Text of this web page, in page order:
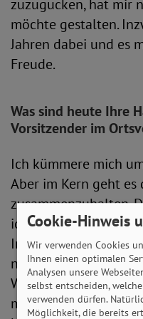
zuzugucken, hat mir
möchte gestalten.
Jahren dabei und es
Freude.
Was sind heute Ihre
Vorsitzender im
Ich kümmere mich
Aber im Kern geht es
zusammenzuhalten.
ich organisieren die
Infoveranstaltungen.
noch umfangreicher,
Wochenendfahrten
muss ehrlich sein:
Cookie-Hinweis
Wir verwenden Cookies
Ihnen einen optimalen
Analysen unsere
selbst entscheiden,
verwenden dürfen.
Möglichkeit, die bereits